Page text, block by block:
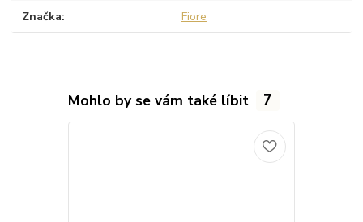
Značka Fiore
Mohlo by se vám také líbit 7